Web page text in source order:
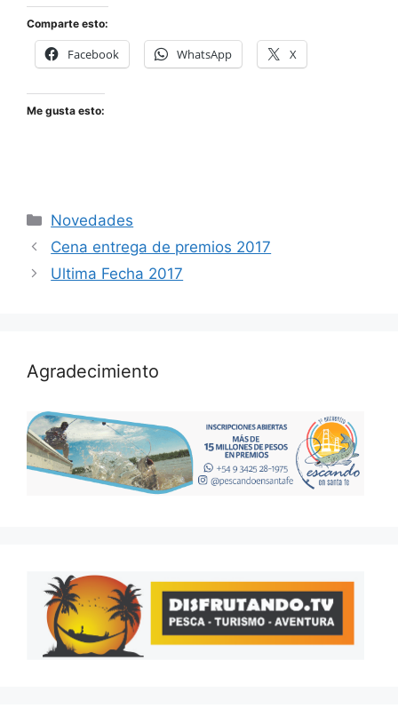
Comparte esto:
Facebook WhatsApp X
Me gusta esto:
Categorías
Novedades
Cena entrega de premios 2017
Ultima Fecha 2017
Agradecimiento